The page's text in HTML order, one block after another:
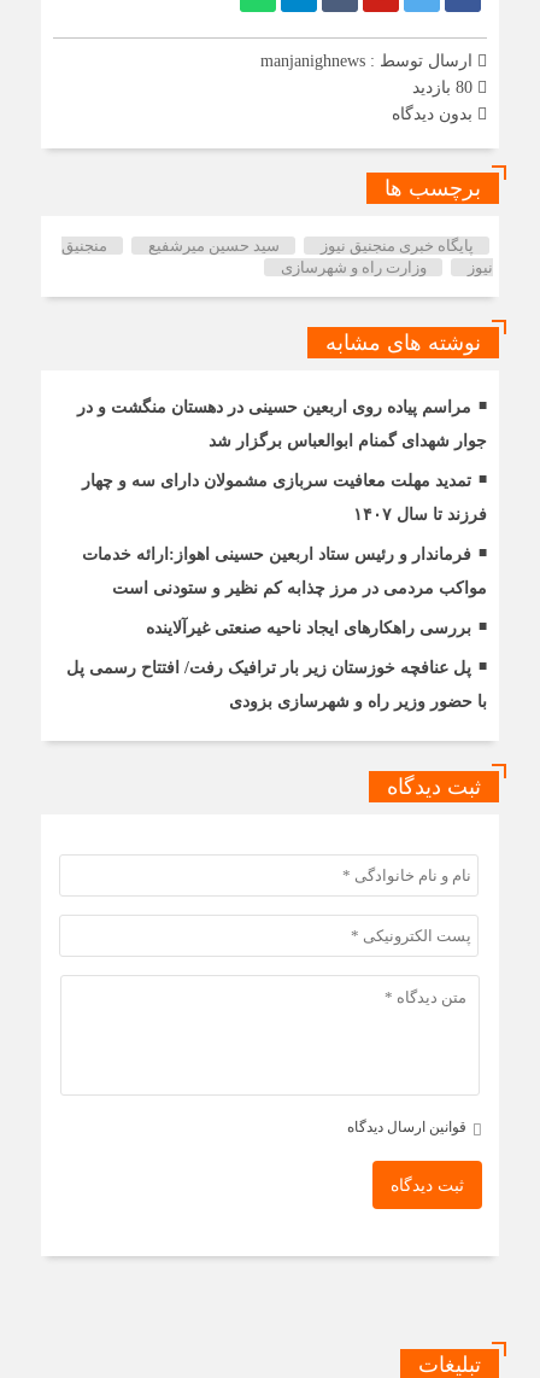
ارسال توسط : manjanighnews
بدون دیدگاه
برچسب ها
پایگاه خبری منجنیق نیوز سید حسین میرشفیع
منجنیق
نیوز
وزارت راه و شهرسازی
نوشته های مشابه
مراسم پیاده روی اربعین حسینی در دهستان منگشت و در
جوار شهدای گمنام ابوالعباس برگزار شد
تمدید مهلت معافیت سربازی مشمولان دارای سه و چهار
فرزند تا سال ۱۴۰۷
فرماندار و رئیس ستاد اربعین حسینی اهواز:ارائه خدمات
مواکب مردمی در مرز چذابه کم نظیر و ستودنی است
بررسی راهکارهای ایجاد ناحیه صنعتی غیرآلاینده
پل عنافچه خوزستان زیر بار ترافیک رفت/ افتتاح رسمی پل
با حضور وزیر راه و شهرسازی بزودی
ثبت دیدگاه
قوانین ارسال دیدگاه
ثبت دیدگاه
تبلیغات